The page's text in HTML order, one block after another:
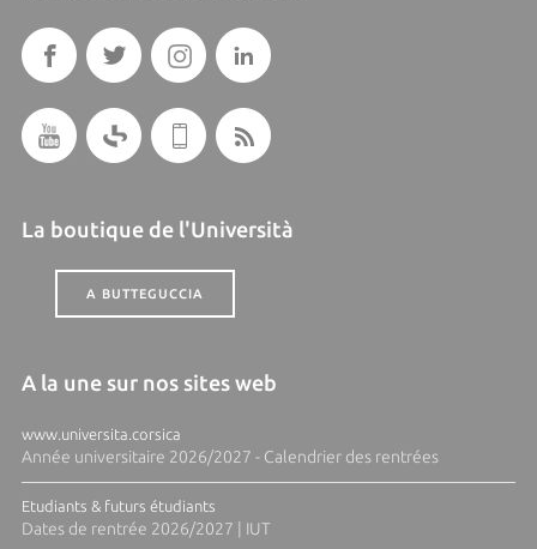
La boutique de l'Università
A BUTTEGUCCIA
A la une sur nos sites web
www.universita.corsica
Année universitaire 2026/2027 - Calendrier des rentrées
Etudiants & futurs étudiants
Dates de rentrée 2026/2027 | IUT